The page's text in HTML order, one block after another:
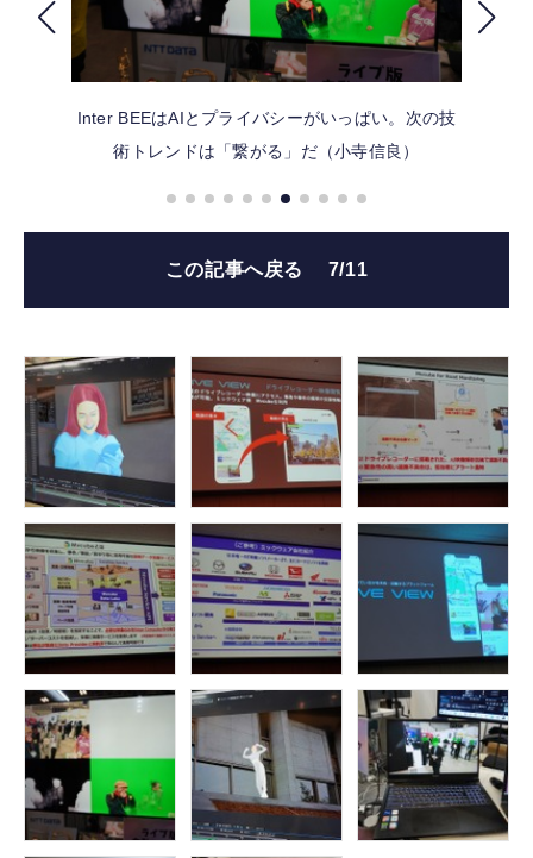
FOLLOW US
Inter BEEはAIとプライバシーがいっぱい。次の技
術トレンドは「繋がる」だ（小寺信良）
この記事へ戻る 7/11